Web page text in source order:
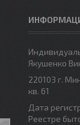
Якушенко
220103 г.
кв. 61
Дата
Реестре